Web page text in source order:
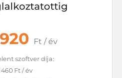
Ft / év
szoftver díja:
460 Ft / év